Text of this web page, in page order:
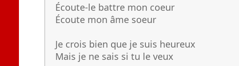
Écoute-le battre mon coeur
Écoute mon âme soeur
Je crois bien que je suis heureux
Mais je ne sais si tu le veux